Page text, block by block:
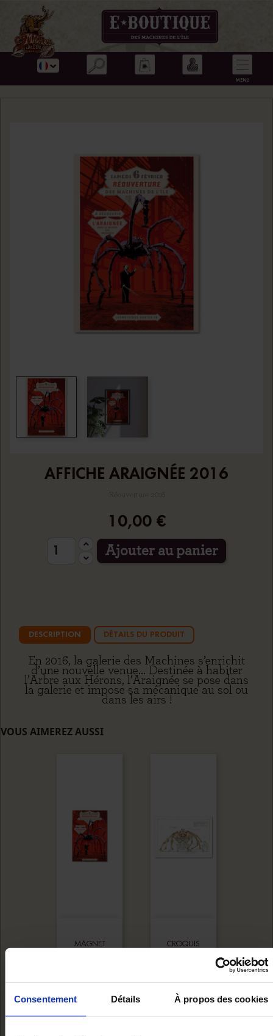
Consentement Détails À propos des cookies
AFFICHE ARAIGNÉE 2016
10,00 €
Ajouter au panier
DESCRIPTION DÉTAILS DU PRODUIT
En 2016, la galerie des Machines s’enrichit
d’une nouvelle venue… Destinée à habiter
l’Arbre aux Hérons, l’Araignée se pose dans
la galerie et impose sa mécanique au sol ou
dans les airs !
VOUS AIMEREZ AUSSI
MAGNET
4,50 €
Ajouter au panier
CROQUIS
Ajouter au